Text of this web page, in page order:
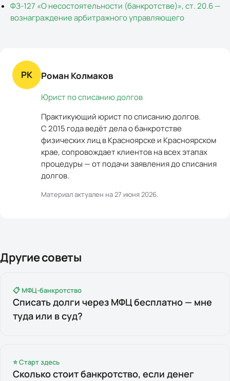
ФЗ-127 «О несостоятельности (банкротстве)», ст. 20.6 —
вознаграждение арбитражного управляющего
РК Роман Колмаков
Юрист по списанию долгов
Практикующий юрист по списанию долгов.
С 2015 года ведёт дела о банкротстве
физических лиц в Красноярске и Красноярском
крае, сопровождает клиентов на всех этапах
процедуры — от подачи заявления до списания
долгов.
Материал актуален на27 июня 2026.
Другие советы
📋 МФЦ-банкротство
Списать долги через МФЦ бесплатно — мне
туда или в суд?
⭐ Старт здесь
Сколько стоит банкротство, если денег